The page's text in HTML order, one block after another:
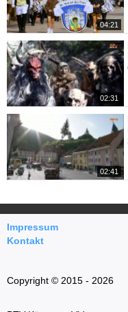
04:21
02:31
02:41
Impressum
Kontakt
Copyright © 2015 - 2026